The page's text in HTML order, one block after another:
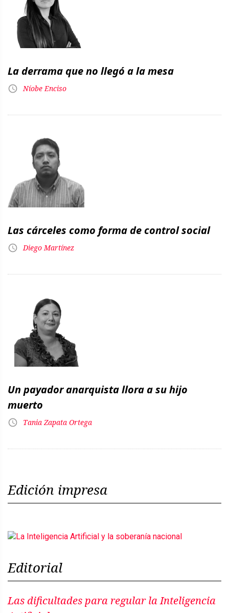
La derrama que no llegó a la mesa
Níobe Enciso
Las cárceles como forma de control social
Diego Martínez
Un payador anarquista llora a su hijo
muerto
Tania Zapata Ortega
Edición impresa
Editorial
Las dificultades para regular la Inteligencia